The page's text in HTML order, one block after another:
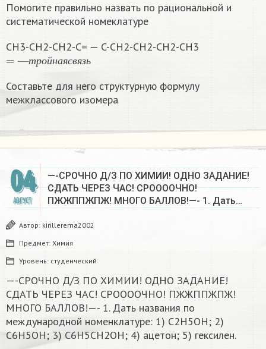
Помогите правильно назвать по рациональной и
систематической номеклатуре
CH3-CH2-CH2-C= — C-CH2-CH2-CH2-CH3
тр о йнаясвязь
=—т ро йнаясвя зь
Составьте для него структурную формулу
межклассового изомера
04
АВГУСТ
—-СРОЧНО Д/З ПО ХИМИИ! ОДНО ЗАДАНИЕ!
СДАТЬ ЧЕРЕЗ ЧАС! СРООООЧНО!
ПЖЖППЖПЖ! МНОГО БАЛЛОВ!—- 1. Дать…
Автор: kirillerema2002
Предмет: Химия
Уровень: студенческий
—-СРОЧНО Д/З ПО ХИМИИ! ОДНО ЗАДАНИЕ!
СДАТЬ ЧЕРЕЗ ЧАС! СРООООЧНО! ПЖЖППЖПЖ!
МНОГО БАЛЛОВ!—- 1. Дать названия по
международной номенклатуре: 1) C2H5OH; 2)
C6H5OH; 3) С6H5CH2OH; 4) ацетон; 5) гексилен.